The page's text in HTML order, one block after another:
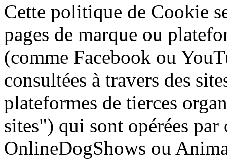
Cette politique de Cookie
pages de marque ou
(comme Facebook ou
consultées à travers des
plateformes de tierces
sites") qui sont opérées
OnlineDogShows ou